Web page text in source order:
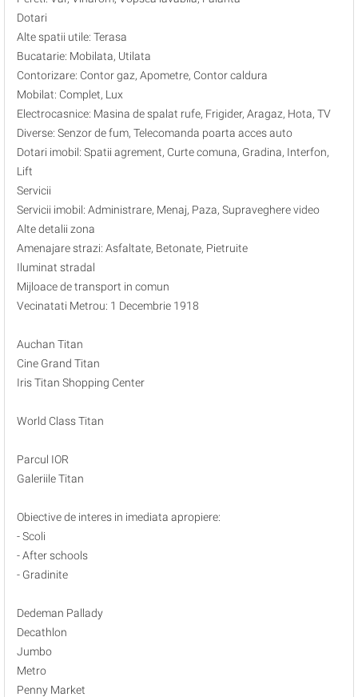
Dotari
Alte spatii utile: Terasa
Bucatarie: Mobilata, Utilata
Contorizare: Contor gaz, Apometre, Contor caldura
Mobilat: Complet, Lux
Electrocasnice: Masina de spalat rufe, Frigider, Aragaz, Hota, TV
Diverse: Senzor de fum, Telecomanda poarta acces auto
Dotari imobil: Spatii agrement, Curte comuna, Gradina, Interfon,
Lift
Servicii
Servicii imobil: Administrare, Menaj, Paza, Supraveghere video
Alte detalii zona
Amenajare strazi: Asfaltate, Betonate, Pietruite
Iluminat stradal
Mijloace de transport in comun
Vecinatati Metrou: 1 Decembrie 1918
Auchan Titan
Cine Grand Titan
Iris Titan Shopping Center
World Class Titan
Parcul IOR
Galeriile Titan
Obiective de interes in imediata apropiere:
- Scoli
- After schools
- Gradinite
Dedeman Pallady
Decathlon
Jumbo
Metro
Penny Market